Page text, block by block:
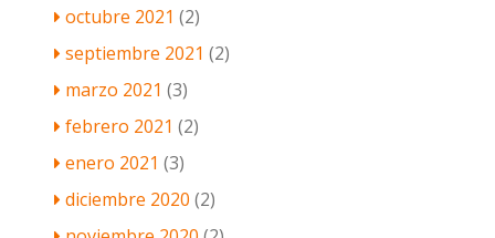
octubre 2021 (2)
septiembre 2021 (2)
marzo 2021 (3)
febrero 2021 (2)
enero 2021 (3)
diciembre 2020 (2)